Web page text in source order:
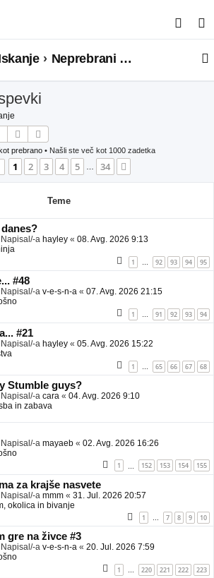
s
a
Neprebrani prispevki
Iskanje
prebrano• Našli ste več kot 1000 zadetka
Stran 1od34
1 2 3 4 5 … 34
Teme
a hayley « 08. Avg. 2026 9:13
1 … 92 93 94 95
#48
a v-e-s-n-a « 07. Avg. 2026 21:15
1 … 91 92 93 94
#21
a hayley « 05. Avg. 2026 15:22
1 65 66 67 68
Stumble guys?
a cara « 04. Avg. 2026 9:10
in zabava
a mayaeb « 02. Avg. 2026 16:26
1 152 153 154 155
za krajše nasvete
a mmm « 31. Jul. 2026 20:57
okolica in bivanje
1 … 7 8 9 10
gre na živce #3
a v-e-s-n-a « 20. Jul. 2026 7:59
1 … 220 221 222 223